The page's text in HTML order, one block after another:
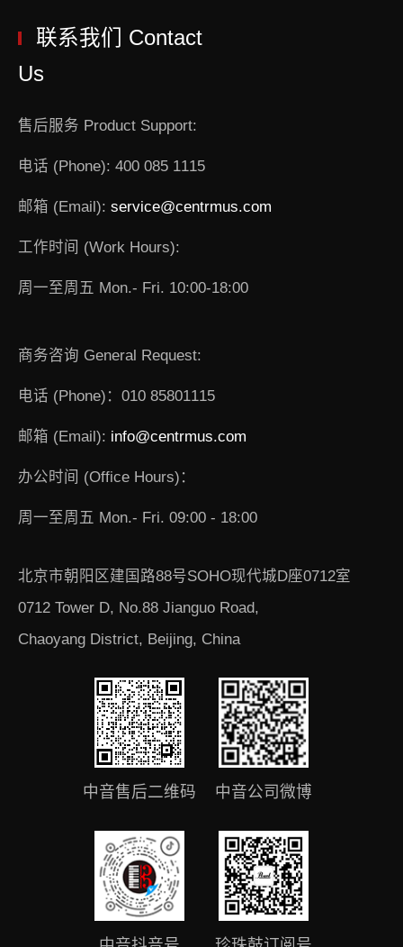
联系我们 Contact
Us
售后服务 Product Support:
电话 (Phone): 400 085 1115
邮箱 (Email): service@centrmus.com
工作时间 (Work Hours):
周一至周五 Mon.- Fri. 10:00-18:00
商务咨询 General Request:
电话 (Phone)：010 85801115
邮箱 (Email): info@centrmus.com
办公时间 (Office Hours)：
周一至周五 Mon.- Fri. 09:00 - 18:00
北京市朝阳区建国路88号SOHO现代城D座0712室
0712 Tower D, No.88 Jianguo Road,
Chaoyang District, Beijing, China
中音售后二维码 中音公司微博